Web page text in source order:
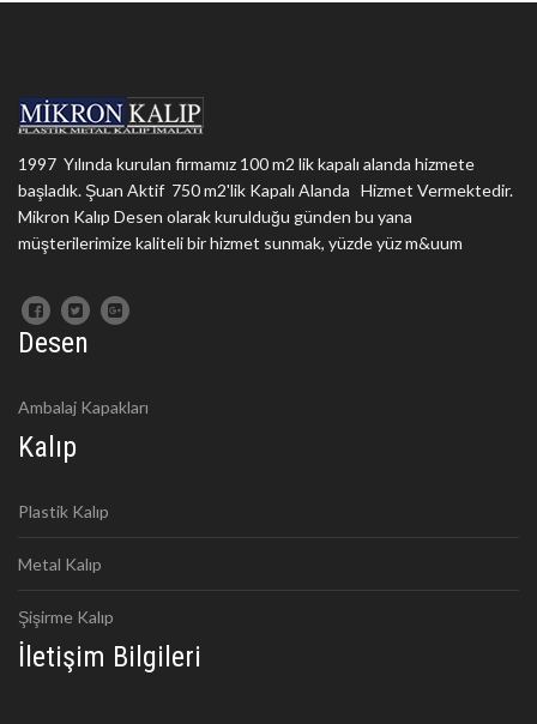
1997 Yılında kurulan firmamız 100 m2 lik kapalı alanda hizmete
başladık. Şuan Aktif 750 m2'lik Kapalı Alanda Hizmet Vermektedir.
Mikron Kalıp Desen olarak kurulduğu günden bu yana
müşterilerimize kaliteli bir hizmet sunmak, yüzde yüz m&uum
Desen
Ambalaj Kapakları
Kalıp
Plastik Kalıp
Metal Kalıp
Şişirme Kalıp
İletişim Bilgileri